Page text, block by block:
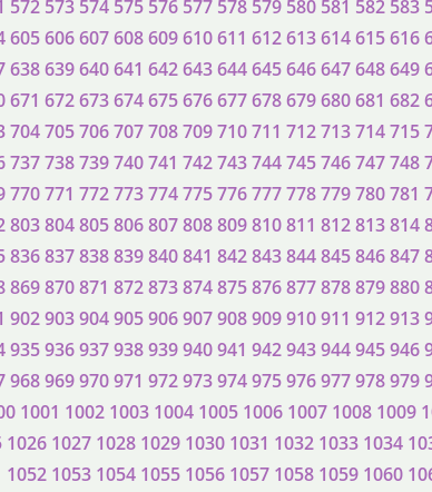
572 573 574 575 576 577 578 579 580 581 582 583
605606607608609610611 612613614615616
638639640641 642643644645646647648649
671 672673674675676677678679680681 682
704705706707708709710711 712713714715
737738739740741 742743744745746747748
770771 772773774775776777778779780781
803804805806807808809810811 812813814
836837838839840841 842843844845846847
869870871 872873874875876877878879880
902903904905906907908909910911 912913
935936937938939940941 942943944945946
968969970971 972973974975976977978979
1001 1002 1003 1004 1005 1006 1007 1008 1009
1026 1027 1028 1029 1030 1031 1032 1033 1034
1052 1053 1054 1055 1056 1057 1058 1059 1060